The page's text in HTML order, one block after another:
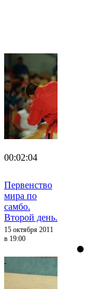
00:02:04
Первенство
мира по
самбо.
Второй день.
15 октября 2011
в 19:00